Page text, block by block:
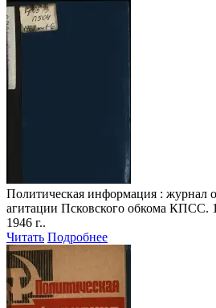
Политическая информация : журнал
агитации Псковского обкома КПСС.
1946 г..
Читать Подробнее